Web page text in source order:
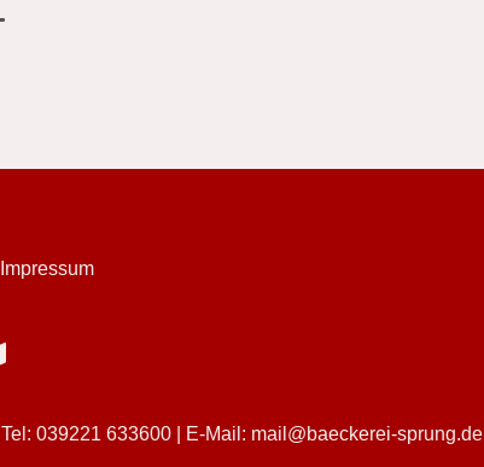
Impressum
Tel: 039221 633600| E-Mail: mail@baeckerei-sprung.de